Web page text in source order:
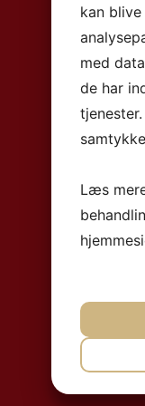
kan
med
de har
Læs